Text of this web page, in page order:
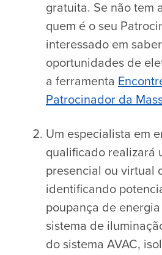
gratuita. Se não tem
quem é o seu
interessado em
oportunidades de
a ferramenta
Patrocinador da
Um especialista em
qualificado realizará
presencial ou virtual
identificando
poupança de
sistema de
do sistema AVAC,